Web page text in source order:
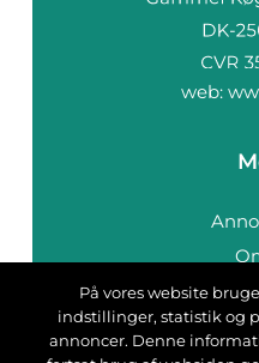
web:
På vores website
indstillinger, statistik og
annoncer. Denne